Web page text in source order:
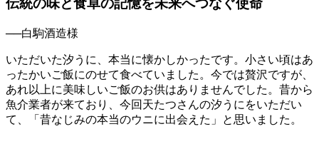
伝統の味と食卓の記憶を未来へつなぐ使命
──白駒酒造様
いただいた汐うに、本当に懐かしかったです。小さい頃はあ
ったかいご飯にのせて食べていました。今では贅沢ですが、
あれ以上に美味しいご飯のお供はありませんでした。昔から
魚介業者が来ており、今回天たつさんの汐うにをいただい
て、「昔なじみの本当のウニに出会えた」と思いました。